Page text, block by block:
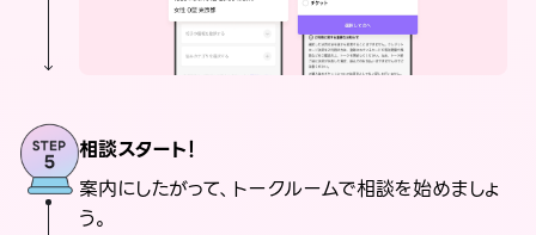
相談スタート！
案内にしたがって、トークルームで相談を始めましょ
う。